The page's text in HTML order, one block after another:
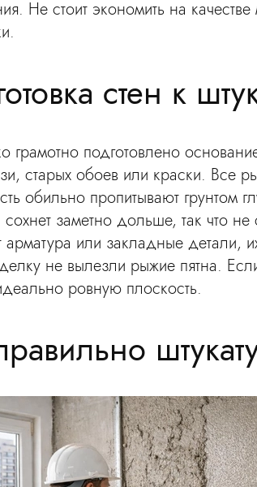
Не стоит экономить на
стен к
грамотно подготовлено
старых обоев или краски. Все
обильно пропитывают грунтом
сохнет заметно дольше, так что
арматура или закладные детали,
не вылезли рыжие пятна.
ровную плоскость.